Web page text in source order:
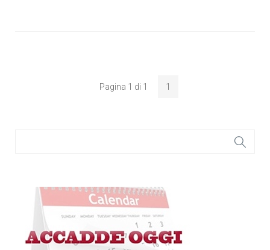
Pagina 1 di 1 1